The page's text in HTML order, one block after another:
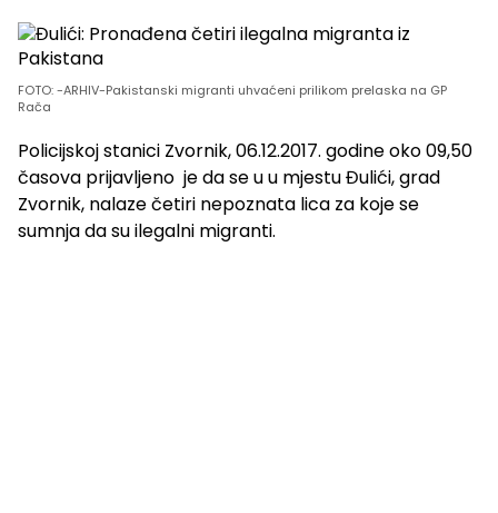
FOTO: -ARHIV-Pakistanski migranti uhvaćeni prilikom prelaska na GP
Rača
Policijskoj stanici Zvornik, 06.12.2017. godine oko 09,50
časova prijavljeno je da se u u mjestu Đulići, grad
Zvornik, nalaze četiri nepoznata lica za koje se
sumnja da su ilegalni migranti.